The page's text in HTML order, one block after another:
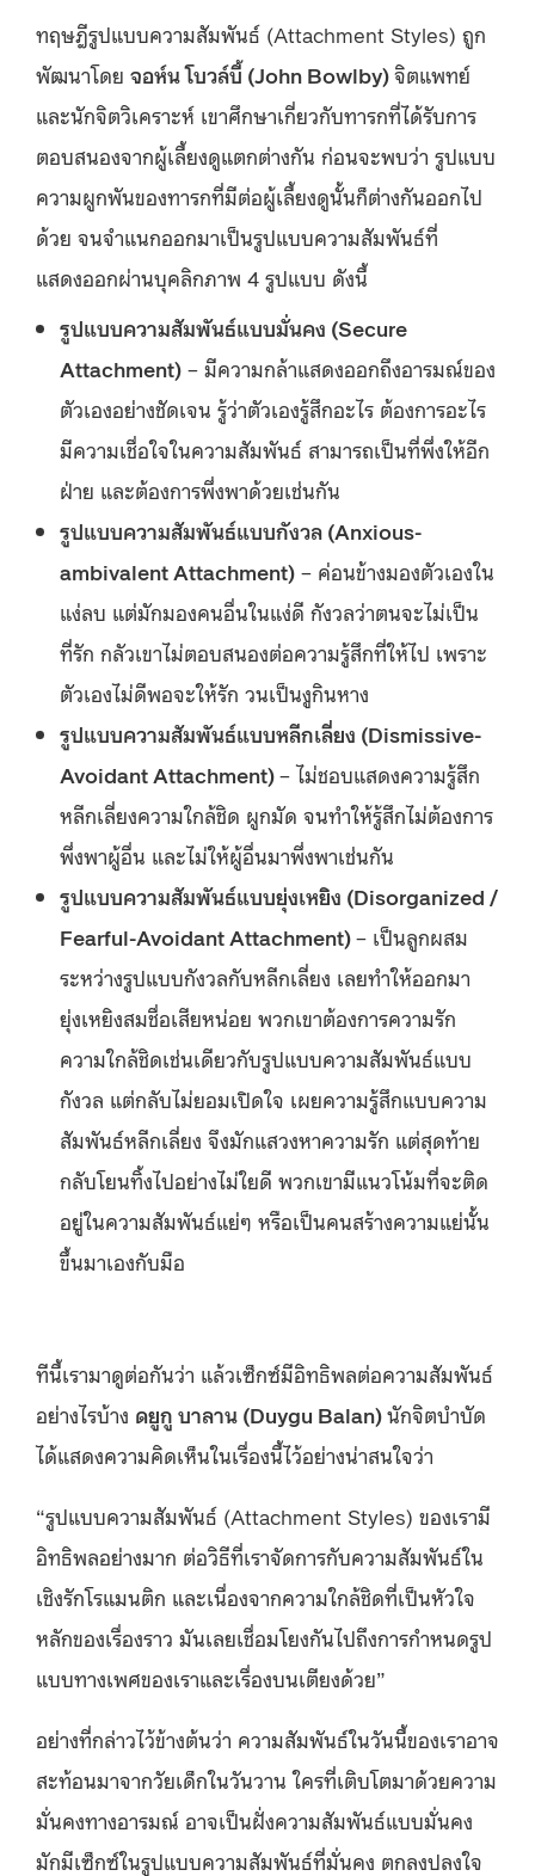
ทฤษฎีรูปแบบความสัมพันธ์ (Attachment Styles) ถูก
พัฒนาโดย จอห์น โบวล์บี้ (John Bowlby)จิตแพทย์
และนักจิตวิเคราะห์ เขาศึกษาเกี่ยวกับทารกที่ได้รับการ
ตอบสนองจากผู้เลี้ยงดูแตกต่างกัน ก่อนจะพบว่า รูปแบบ
ความผูกพันของทารกที่มีต่อผู้เลี้ยงดูนั้นก็ต่างกันออกไป
ด้วย จนจำแนกออกมาเป็นรูปแบบความสัมพันธ์ที่
แสดงออกผ่านบุคลิกภาพ 4 รูปแบบ ดังนี้
รูปแบบความสัมพันธ์แบบมั่นคง (Secure
Attachment) – มีความกล้าแสดงออกถึงอารมณ์ของ
ตัวเองอย่างชัดเจน รู้ว่าตัวเองรู้สึกอะไร ต้องการอะไร
มีความเชื่อใจในความสัมพันธ์ สามารถเป็นที่พึ่งให้อีก
ฝ่าย และต้องการพึ่งพาด้วยเช่นกัน
รูปแบบความสัมพันธ์แบบกังวล (Anxious-
ambivalent Attachment) – ค่อนข้างมองตัวเองใน
แง่ลบ แต่มักมองคนอื่นในแง่ดี กังวลว่าตนจะไม่เป็น
ที่รัก กลัวเขาไม่ตอบสนองต่อความรู้สึกที่ให้ไป เพราะ
ตัวเองไม่ดีพอจะให้รัก วนเป็นงูกินหาง
รูปแบบความสัมพันธ์แบบหลีกเลี่ยง (Dismissive-
Avoidant Attachment)– ไม่ชอบแสดงความรู้สึก
หลีกเลี่ยงความใกล้ชิด ผูกมัด จนทำให้รู้สึกไม่ต้องการ
พึ่งพาผู้อื่น และไม่ให้ผู้อื่นมาพึ่งพาเช่นกัน
รูปแบบความสัมพันธ์แบบยุ่งเหยิง (Disorganized /
Fearful-Avoidant Attachment)– เป็นลูกผสม
ระหว่างรูปแบบกังวลกับหลีกเลี่ยง เลยทำให้ออกมา
ยุ่งเหยิงสมชื่อเสียหน่อย พวกเขาต้องการความรัก
ความใกล้ชิดเช่นเดียวกับรูปแบบความสัมพันธ์แบบ
กังวล แต่กลับไม่ยอมเปิดใจ เผยความรู้สึกแบบความ
สัมพันธ์หลีกเลี่ยง จึงมักแสวงหาความรัก แต่สุดท้าย
กลับโยนทิ้งไปอย่างไม่ใยดี พวกเขามีแนวโน้มที่จะติด
อยู่ในความสัมพันธ์แย่ๆ หรือเป็นคนสร้างความแย่นั้น
ขึ้นมาเองกับมือ
ทีนี้เรามาดูต่อกันว่า แล้วเซ็กซ์มีอิทธิพลต่อความสัมพันธ์
อย่างไรบ้าง ดยูกู บาลาน (Duygu Balan)นักจิตบำบัด
ได้แสดงความคิดเห็นในเรื่องนี้ไว้อย่างน่าสนใจว่า
“รูปแบบความสัมพันธ์ (Attachment Styles) ของเรามี
อิทธิพลอย่างมาก ต่อวิธีที่เราจัดการกับความสัมพันธ์ใน
เชิงรักโรแมนติก และเนื่องจากความใกล้ชิดที่เป็นหัวใจ
หลักของเรื่องราว มันเลยเชื่อมโยงกันไปถึงการกำหนดรูป
แบบทางเพศของเราและเรื่องบนเตียงด้วย”
อย่างที่กล่าวไว้ข้างต้นว่า ความสัมพันธ์ในวันนี้ของเราอาจ
สะท้อนมาจากวัยเด็กในวันวาน ใครที่เติบโตมาด้วยความ
มั่นคงทางอารมณ์ อาจเป็นฝั่งความสัมพันธ์แบบมั่นคง
มักมีเซ็กซ์ในรูปแบบความสัมพันธ์ที่มั่นคง ตกลงปลงใจ